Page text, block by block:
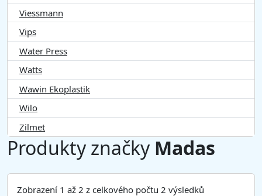
Viessmann
Vips
Water Press
Watts
Wawin Ekoplastik
Wilo
Zilmet
Produkty značky Madas
Zobrazení 1 až 2 z celkového počtu 2 výsledků